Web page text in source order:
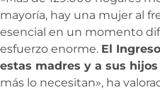
mayoría, hay una mujer al
esencial en un momento
esfuerzo enorme. El
estas madres y a sus
más lo necesitan», ha